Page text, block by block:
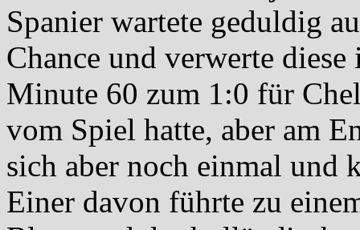
Spanier wartete geduldig
Chance und verwerte
Minute 60 zum 1:0 für
vom Spiel hatte, aber am
sich aber noch einmal und
Einer davon führte zu